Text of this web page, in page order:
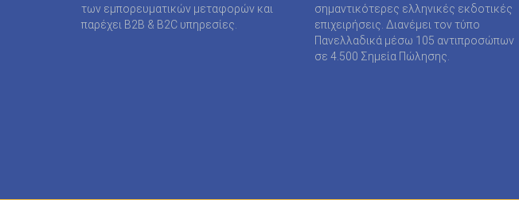
EK ARCHITECTURAL PUBLICATIONS LTD
των εμπορευματικών μεταφορών και
παρέχει B2B & B2C υπηρεσίες.
σημαντικότερες ελληνικές εκδοτικές
επιχειρήσεις. Διανέμει τον τύπο
Πανελλαδικά μέσω 105 αντιπροσώπων
σε 4.500 Σημεία Πώλησης.